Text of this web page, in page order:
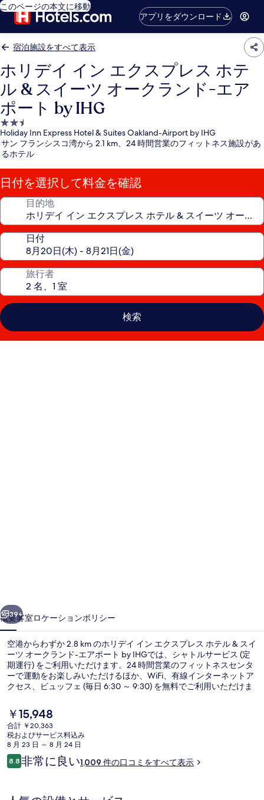
このページの本文に移動
アプリをダウンロード
宿泊施設をすべて表示
ホリデイ イン エクスプレス ホテ
ル & スイーツ オークランド-エア
ポート by IHG
2.5
つ
星
宿
泊
施
設
Holiday Inn Express Hotel & Suites Oakland-Airport by IHG
サン フランシスコ湾から 2.1 km、24 時間営業のフィットネス施設があ
るホテル
日付を選択して料金を確認
目的地
日付
旅行者
検索
ク
ス
プ
レ
ス
ホ
テ
ル
&
39+
概要客室ロケーションポリシー
空港からわずか 2.8 km のホリデイ イン エクスプレス ホテル & スイ
ーツ オークランド-エアポート by IHGでは、シャトルサービス (定
期運行) をご利用いただけます。24 時間営業のフィットネスセンタ
ーで運動をお楽しみいただけるほか、WiFi、有線インターネットア
クセス、ビュッフェ (毎日 6:30 ～ 9:30) を無料でご利用いただけま
5 分の距離にあります。親切なスタッフや空港への近さが旅行者の
高い評価を得ています。
現
在
の
料
金
は
す
￥15,948
合計 ￥20,363
税およびサービス料込み
8 月 23 日 ～ 8 月 24 日
口
コ
8.810段階中8.8
非常に良い1,009 件の口コミをすべて表示